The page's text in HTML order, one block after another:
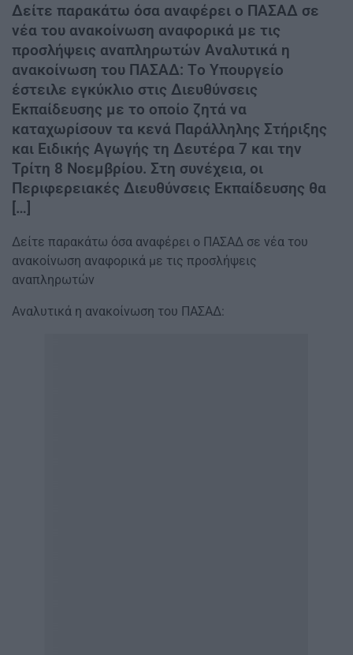
Δείτε παρακάτω όσα αναφέρει ο ΠΑΣΑΔ σε
νέα του ανακοίνωση αναφορικά με τις
προσλήψεις αναπληρωτών Αναλυτικά η
ανακοίνωση του ΠΑΣΑΔ: Tο Υπουργείο
έστειλε εγκύκλιο στις Διευθύνσεις
Εκπαίδευσης με το οποίο ζητά να
καταχωρίσουν τα κενά Παράλληλης Στήριξης
και Ειδικής Αγωγής τη Δευτέρα 7 και την
Τρίτη 8 Νοεμβρίου. Στη συνέχεια, οι
Περιφερειακές Διευθύνσεις Εκπαίδευσης θα
[…]
Δείτε παρακάτω όσα αναφέρει ο ΠΑΣΑΔ σε νέα του
ανακοίνωση αναφορικά με τις προσλήψεις
αναπληρωτών
Αναλυτικά η ανακοίνωση του ΠΑΣΑΔ: